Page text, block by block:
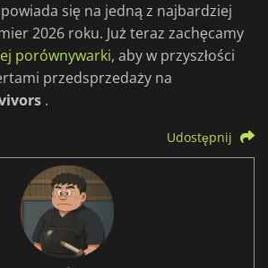
się na jedną z najbardziej
2026 roku. Już teraz zachęcamy
porównywarki, aby w przyszłości
przedsprzedaży na
.
Udostępnij